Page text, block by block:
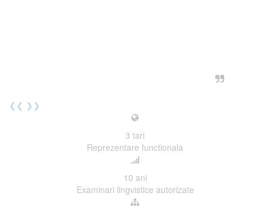
❮❮ ❯❯
3 tari
Reprezentare functionala
10 ani
Examinari lingvistice autorizate